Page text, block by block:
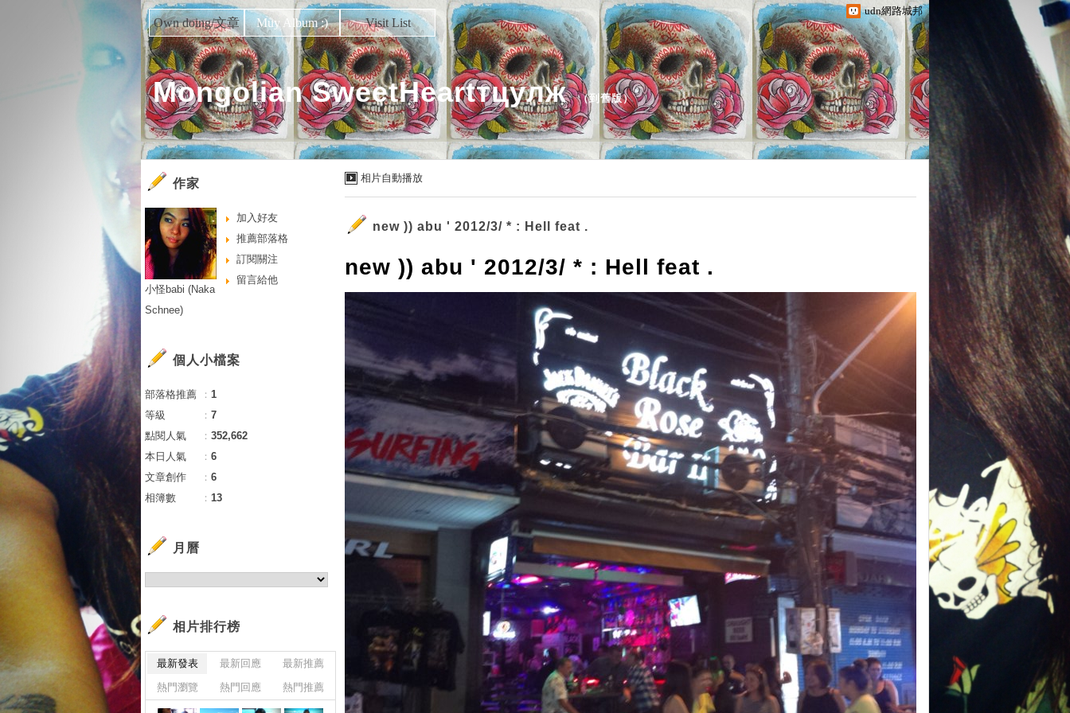
udn網路城邦
Mongolian SweetHeartтцулж（到舊版）
Own doing/文章 Muy Album :) Visit List
相片自動播放
new )) abu ' 2012/3/ * : Hell feat .
new )) abu ' 2012/3/ * : Hell feat .
作家
加入好友
推薦部落格
訂閱關注
留言給他
小怪babi (Naka
Schnee)
個人小檔案
部落格推薦 ： 1
等級
： 7
點閱人氣
： 352,662
本日人氣
： 6
文章創作
： 6
相簿數
： 13
月曆
相片排行榜
最新發表 最新回應
最新推薦
熱門瀏覽
熱門回應 熱門推薦